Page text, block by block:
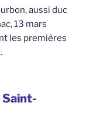
aussi duc
13 mars
les premières